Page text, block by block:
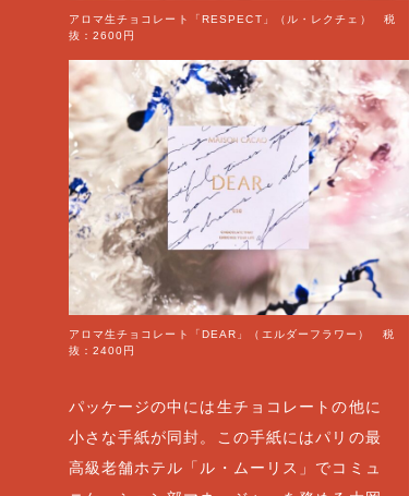
アロマ生チョコレート「RESPECT」（ル・レクチェ） 税
抜：2600円
アロマ生チョコレート「DEAR」（エルダーフラワー） 税
抜：2400円
パッケージの中には生チョコレートの他に
小さな手紙が同封。この手紙にはパリの最
高級老舗ホテル「ル・ムーリス」でコミュ